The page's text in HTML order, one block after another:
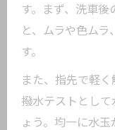
す。まず、洗車
と、ムラや色ム
す。
また、指先で軽く
撥水テストとし
ょう。均一に水